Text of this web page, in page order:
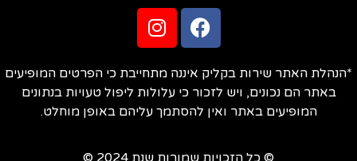
האתר שירות בקליק איננה מתחייבת כי הפרטים המופיעים
באתר הם נכונים, ויש לזכור כי עלולות ליפול טעויות בנתונים
המופיעים באתר ואין להסתמך עליהם באופן מוחלט.
© כל הזכויות שמורות שנת 2024 ©